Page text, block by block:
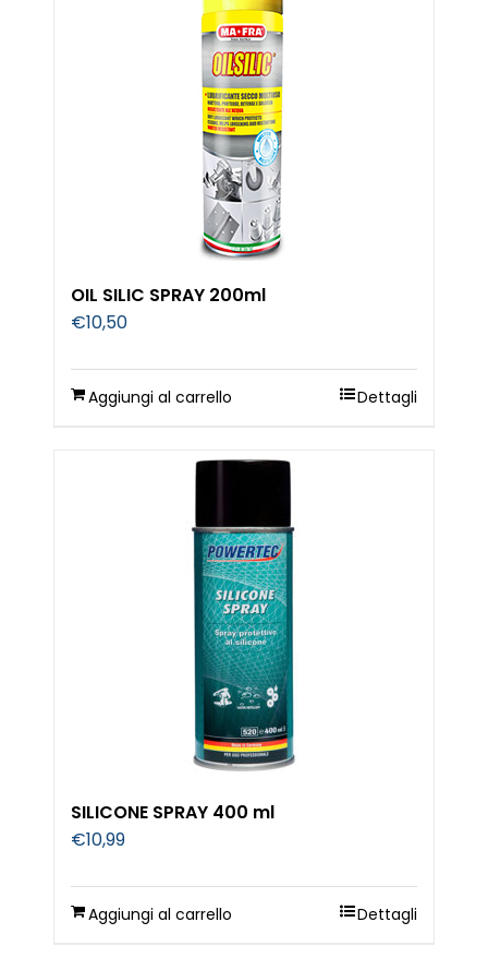
OIL SILIC SPRAY 200ml
€10,50
Aggiungi al carrello Dettagli
SILICONE SPRAY 400 ml
€10,99
Aggiungi al carrello Dettagli